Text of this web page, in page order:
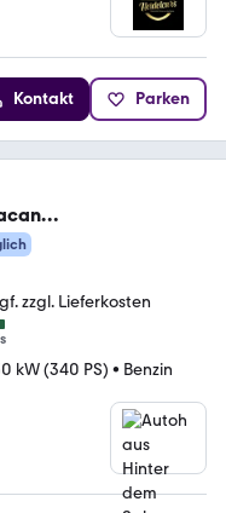
Kontakt Parken
zzgl. Lieferkosten
kW (340 PS) • Benzin